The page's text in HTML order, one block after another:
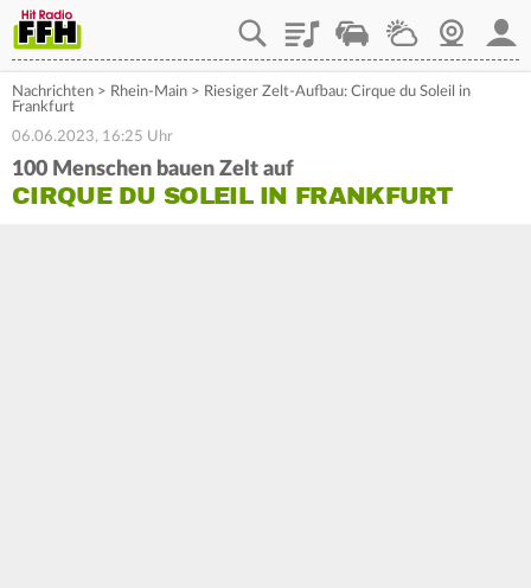
PlaylistStaupilotWetterWebcam
Nachrichten > Rhein-Main > Riesiger Zelt-Aufbau: Cirque du Soleil in
Frankfurt
06.06.2023, 16:25 Uhr
100 Menschen bauen Zelt auf
CIRQUE DU SOLEIL IN FRANKFURT